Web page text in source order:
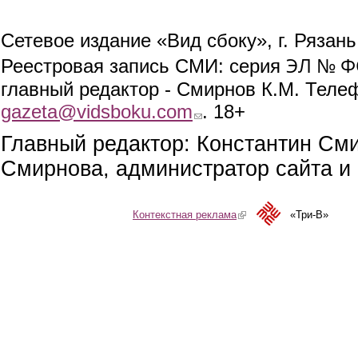
Сетевое издание «Вид сбоку», г.
Реестровая запись СМИ: серия ЭЛ №
главный редактор - Смирнов К.М.
gazeta@vidsboku.com (link sends e-mail)
. 18+
Главный редактор: Константин
Смирнова, администратор сайта
Контекстная реклама(link is external)«Три-В»